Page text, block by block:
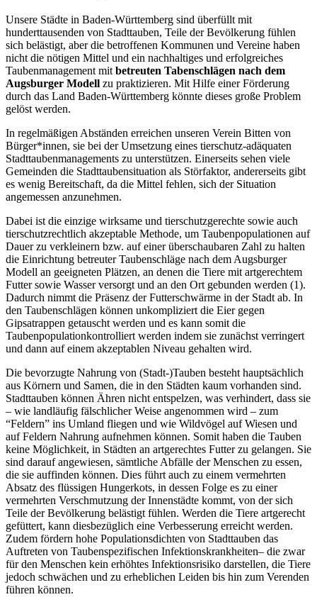
Unsere Städte in Baden-Württemberg sind überfüllt mit
hunderttausenden von Stadttauben, Teile der Bevölkerung fühlen
sich belästigt, aber die betroffenen Kommunen und Vereine haben
nicht die nötigen Mittel und ein nachhaltiges und erfolgreiches
Taubenmanagement mitbetreuten Tabenschlägen nach dem
Augsburger Modell zu praktizieren. Mit Hilfe einer Förderung
durch das Land Baden-Württemberg könnte dieses große Problem
gelöst werden.
In regelmäßigen Abständen erreichen unseren Verein Bitten von
Bürger*innen, sie bei der Umsetzung eines tierschutz-adäquaten
Stadttaubenmanagements zu unterstützen. Einerseits sehen viele
Gemeinden die Stadttaubensituation als Störfaktor, andererseits gibt
es wenig Bereitschaft, da die Mittel fehlen, sich der Situation
angemessen anzunehmen.
Dabei ist die einzige wirksame und tierschutzgerechte sowie auch
tierschutzrechtlich akzeptable Methode, um Taubenpopulationen auf
Dauer zu verkleinern bzw. auf einer überschaubaren Zahl zu halten
die Einrichtung betreuter Taubenschläge nach dem Augsburger
Modell an geeigneten Plätzen, an denen die Tiere mit artgerechtem
Futter sowie Wasser versorgt und an den Ort gebunden werden (1).
Dadurch nimmt die Präsenz der Futterschwärme in der Stadt ab. In
den Taubenschlägen können unkompliziert die Eier gegen
Gipsatrappen getauscht werden und es kann somit die
Taubenpopulationkontrolliert werden indem sie zunächst verringert
und dann auf einem akzeptablen Niveau gehalten wird.
Die bevorzugte Nahrung von (Stadt-)Tauben besteht hauptsächlich
aus Körnern und Samen, die in den Städten kaum vorhanden sind.
Stadttauben können Ähren nicht entspelzen, was verhindert, dass sie
– wie landläufig fälschlicher Weise angenommen wird – zum
“Feldern” ins Umland fliegen und wie Wildvögel auf Wiesen und
auf Feldern Nahrung aufnehmen können. Somit haben die Tauben
keine Möglichkeit, in Städten an artgerechtes Futter zu gelangen. Sie
sind darauf angewiesen, sämtliche Abfälle der Menschen zu essen,
die sie auffinden können. Dies führt auch zu einem vermehrten
Absatz des flüssigen Hungerkots, in dessen Folge es zu einer
vermehrten Verschmutzung der Innenstädte kommt, von der sich
Teile der Bevölkerung belästigt fühlen. Werden die Tiere artgerecht
gefüttert, kann diesbezüglich eine Verbesserung erreicht werden.
Zudem fördern hohe Populationsdichten von Stadttauben das
Auftreten von Taubenspezifischen Infektionskrankheiten– die zwar
für den Menschen kein erhöhtes Infektionsrisiko darstellen, die Tiere
jedoch schwächen und zu erheblichen Leiden bis hin zum Verenden
führen können.